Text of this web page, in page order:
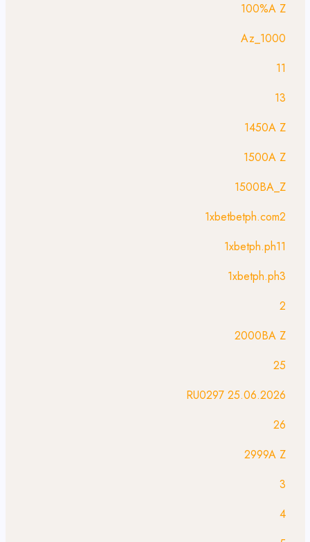
100%A Z
1000_Az
11
13
1450A Z
1500A Z
1500BA_Z
1xbetbetph.com2
1xbetph.ph11
1xbetph.ph3
2
2000BA Z
25
25.06.2026 RU0297
26
2999A Z
3
4